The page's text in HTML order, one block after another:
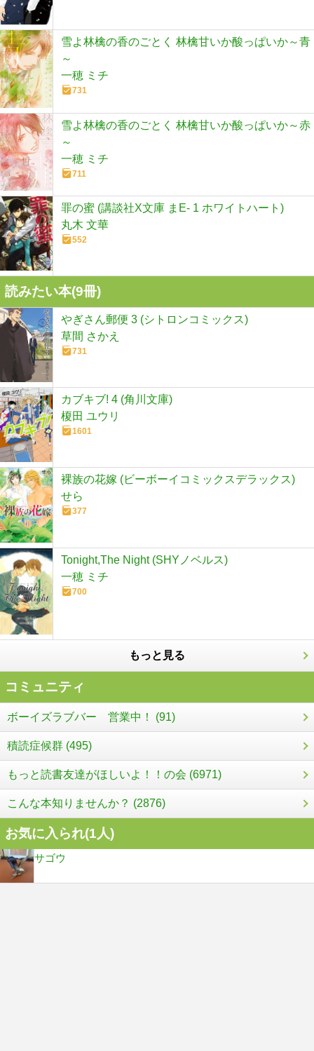
雪よ林檎の香のごとく 林檎甘いか酸っぱいか～青
～
一穂 ミチ
731
雪よ林檎の香のごとく 林檎甘いか酸っぱいか～赤
～
一穂 ミチ
711
罪の蜜 (講談社X文庫 まE- 1 ホワイトハート)
丸木 文華
552
読みたい本(9冊)
やぎさん郵便 3 (シトロンコミックス)
草間 さかえ
731
カブキブ! 4 (角川文庫)
榎田 ユウリ
1601
裸族の花嫁 (ビーボーイコミックスデラックス)
せら
377
Tonight,The Night (SHYノベルス)
一穂 ミチ
700
もっと見る
コミュニティ
ボーイズラブバー 営業中！ (91)
積読症候群 (495)
もっと読書友達がほしいよ！！の会 (6971)
こんな本知りませんか？ (2876)
お気に入られ(1人)
サゴウ